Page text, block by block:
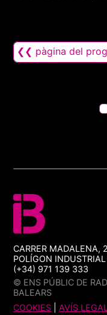
❮❮ pàgina del
CARRER MADALENA,
POLÍGON
(+34) 971 139 333
© ENS PÚBLIC DE
BALEARS
COOKIES |AVÍS